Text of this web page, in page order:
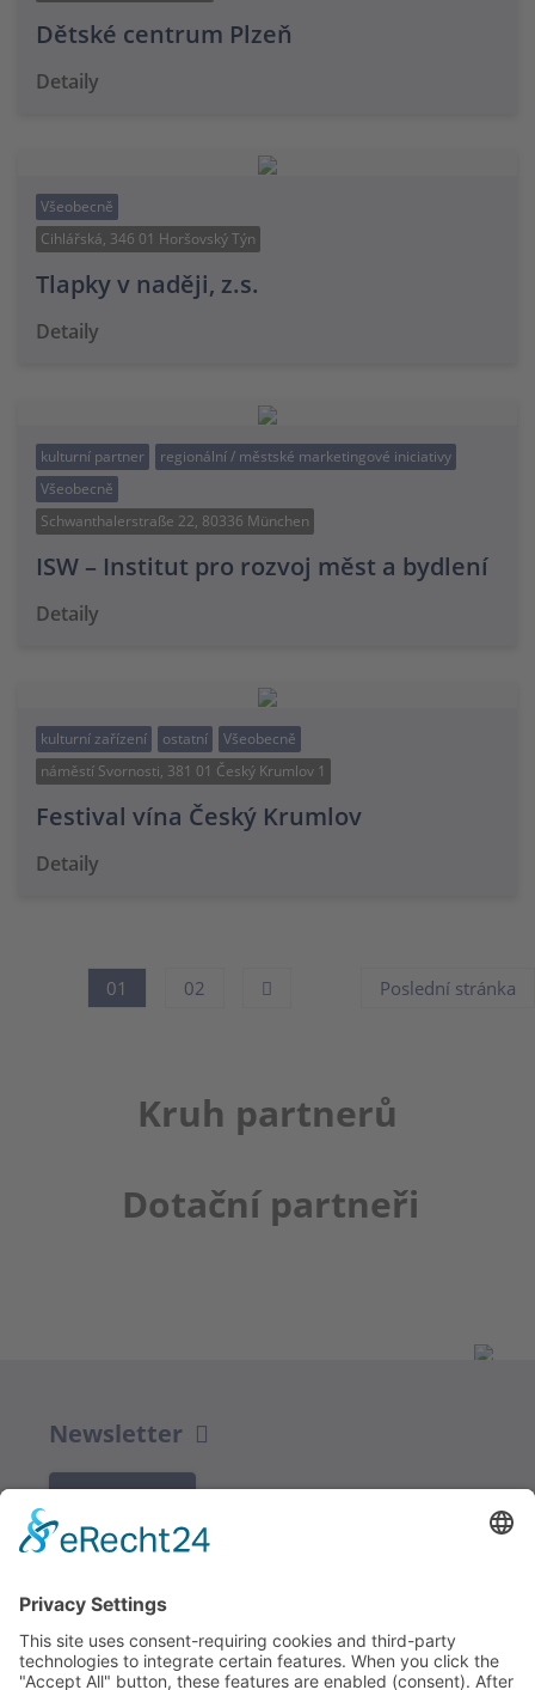
Dětské centrum Plzeň
Detaily
Všeobecně
Cihlářská, 346 01 Horšovský Týn
Tlapky v naději, z.s.
Detaily
kulturní partner
regionální / městské marketingové iniciativy
Všeobecně
Schwanthalerstraße 22, 80336 München
ISW – Institut pro rozvoj měst a bydlení
Detaily
kulturní zařízení ostatní
Všeobecně
náměstí Svornosti, 381 01 Český Krumlov 1
Festival vína Český Krumlov
Detaily
01 02 Poslední stránka
Kruh partnerů
Dotační partneři
Newsletter
Redakce bbkult.net
Centrum Bavaria Bohemia (CeBB)
Dr. Veronika Hofinger